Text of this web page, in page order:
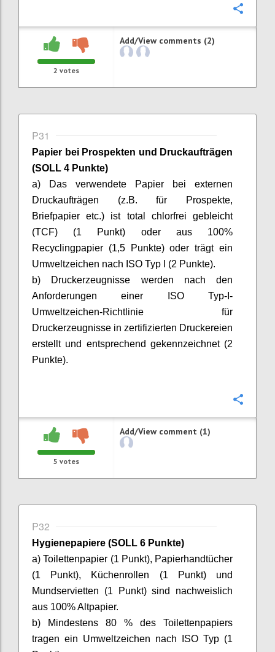
2 votes
Add/View comments (2)
P31
Papier bei Prospekten und Druckaufträgen
(SOLL 4 Punkte)
a) Das verwendete Papier bei externen
Druckaufträgen (z.B. für Prospekte,
Briefpapier etc.) ist total chlorfrei gebleicht
(TCF) (1 Punkt) oder aus 100%
Recyclingpapier (1,5 Punkte) oder trägt ein
Umweltzeichen nach ISO Typ I (2 Punkte).
b) Druckerzeugnisse werden nach den
Anforderungen einer ISO Typ-I-
Umweltzeichen-Richtlinie für
Druckerzeugnisse in zertifizierten Druckereien
erstellt und entsprechend gekennzeichnet (2
Punkte).
5 votes
Add/View comment (1)
P32
Hygienepapiere (SOLL 6 Punkte)
a) Toilettenpapier (1 Punkt), Papierhandtücher
(1 Punkt), Küchenrollen (1 Punkt) und
Mundservietten (1 Punkt) sind nachweislich
aus 100% Altpapier.
b) Mindestens 80 % des Toilettenpapiers
tragen ein Umweltzeichen nach ISO Typ (1